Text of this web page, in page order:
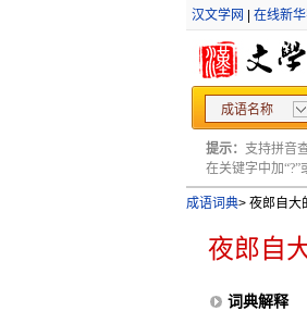
汉文学网 在线新
成语名称
提示： 支持拼音
在关键字中加“?”
成语词典>夜郎自大
夜郎自
词典解释